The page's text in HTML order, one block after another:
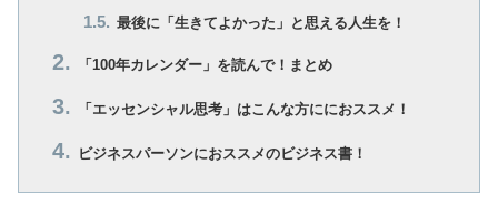
最後に「生きてよかった」と思える人生を！
「100年カレンダー」を読んで！まとめ
「エッセンシャル思考」はこんな方ににおススメ！
ビジネスパーソンにおススメのビジネス書！